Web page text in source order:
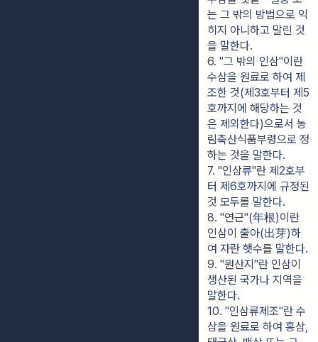
는 그 밖의 방법으로 익
히지 아니하고 말린 것
을 말한다.
6. "그 밖의 인삼"이란
수삼을 원료로 하여 제
조한 것(제3호부터 제5
호까지에 해당하는 것
은 제외한다)으로서 농
림축산식품부령으로 정
하는 것을 말한다.
7. "인삼류"란 제2호부
터 제6호까지에 규정된
것 모두를 말한다.
8. "연근"(年根)이란
인삼이 출아(出芽)하
여 자란 햇수를 말한다.
9. "원산지"란 인삼이
생산된 국가나 지역을
말한다.
10. "인삼류제조"란 수
삼을 원료로 하여 홍삼,